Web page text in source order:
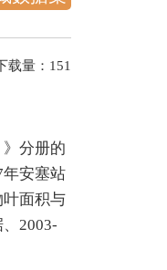
载量： 151
分册的
安塞站
面积与
2003-